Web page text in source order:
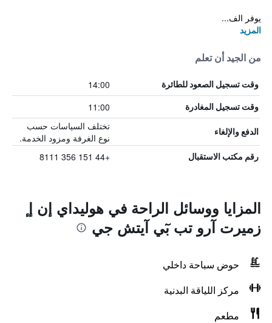
يوفر الف...
المزيد
من الجيد أن تعلم
وقت تسجيل الصعود للطائرة 14:00
وقت تسجيل المغادرة 11:00
الدفع والإلغاء
تختلف السياسات حسب
نوع الغرفة ومزود الخدمة.
رقم مكتب الاستقبال +44 151 356 8111
المزايا ووسائل الراحة في هوليداي إن إ ٕ
زميرت آرو تب بٓي آيتش جي
حوض سباحة داخلي
مركز اللياقة البدنية
مطعم